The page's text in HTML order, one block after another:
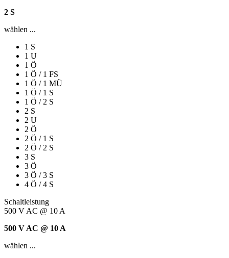
2 S
wählen ...
1 S
1 U
1 Ö
1 Ö / 1 FS
1 Ö / 1 MÜ
1 Ö / 1 S
1 Ö / 2 S
2 S
2 U
2 Ö
2 Ö / 1 S
2 Ö / 2 S
3 S
3 Ö
3 Ö / 3 S
4 Ö / 4 S
Schaltleistung
500 V AC @ 10 A
500 V AC @ 10 A
wählen ...